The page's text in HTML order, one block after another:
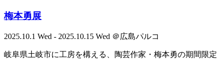
梅本勇展
2025.10.1 Wed - 2025.10.15 Wed ＠広島パルコ
岐阜県土岐市に工房を構える、陶芸作家・梅本勇の期間限定